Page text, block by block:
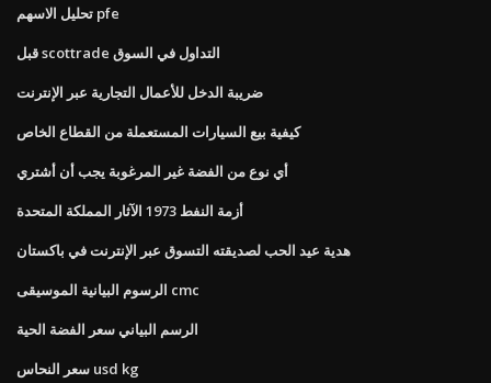
تحليل الاسهم pfe
قبل scottrade التداول في السوق
ضريبة الدخل للأعمال التجارية عبر الإنترنت
كيفية بيع السيارات المستعملة من القطاع الخاص
أي نوع من الفضة غير المرغوبة يجب أن أشتري
أزمة النفط 1973 الآثار المملكة المتحدة
هدية عيد الحب لصديقته التسوق عبر الإنترنت في باكستان
الرسوم البيانية الموسيقى cmc
الرسم البياني سعر الفضة الحية
سعر النحاس usd kg